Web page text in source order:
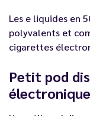
Les e liquides en
polyvalents et
cigarettes
Petit pod